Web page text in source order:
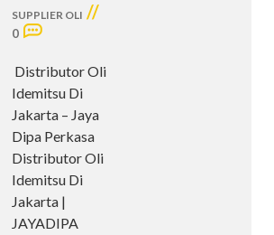
SUPPLIER OLI //
0
Distributor Oli
Idemitsu Di
Jakarta – Jaya
Dipa Perkasa
Distributor Oli
Idemitsu Di
Jakarta |
JAYADIPA